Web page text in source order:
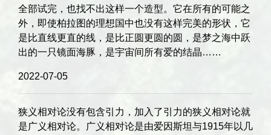
全部试完，也找不出这样一个造型。它在所有的可能之
外，即使柏拉图的理想国中也没有这样完美的形状，它
是比直线更直的线，是比正圆更圆的圆，是梦之海中跃
出的一只镜面海豚，是宇宙间所有爱的结晶……
2022-07-05
狭义相对论没有包含引力，加入了引力的狭义相对论就
是广义相对论。广义相对论是由爱因斯坦与1915年以几